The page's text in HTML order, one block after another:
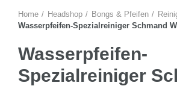
Home Headshop Bongs & Pfeifen
Wasserpfeifen-Spezialreiniger Schmand
Wasserpfeifen-
Spezialreiniger